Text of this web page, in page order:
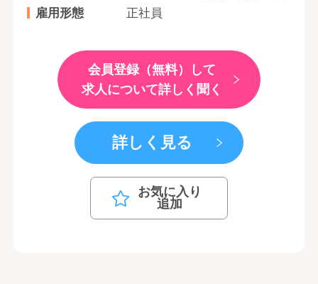
雇用形態
正社員
会員登録（無料）して
求人について詳しく聞く
詳しく見る
お気に入り
追加